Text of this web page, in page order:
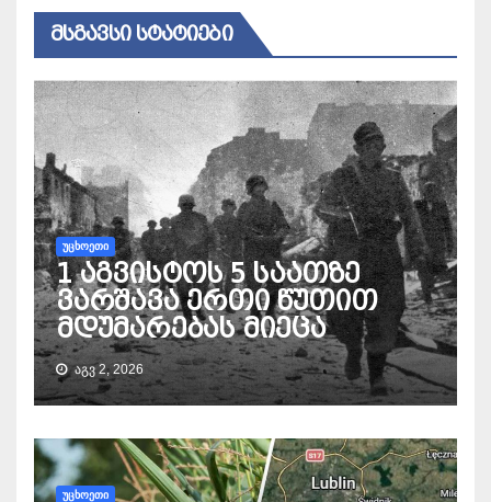
ᲛᲡᲒᲐᲕᲡᲘ ᲡᲢᲐᲢᲘᲔᲑᲘ
ᲣᲪᲮᲝᲔᲗᲘ
1 აგვისტოს 5 საათზე
ვარშავა ერთი წუთით
მდუმარებას მიეცა
ᲐᲒᲕ 2, 2026
ᲣᲪᲮᲝᲔᲗᲘ